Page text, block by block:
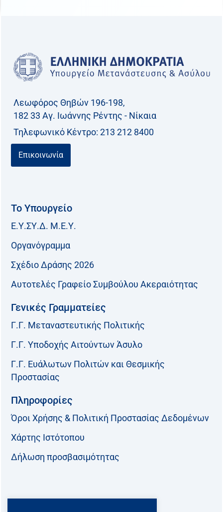
Λεωφόρος Θηβών 196-198,
182 33 Aγ. Ιωάννης Ρέντης - Νίκαια
Τηλεφωνικό Kέντρο: 213 212 8400
Επικοινωνία
Το Υπουργείο
Ε.Υ.ΣΥ.Δ. Μ.Ε.Υ.
Οργανόγραμμα
Σχέδιο Δράσης 2026
Αυτοτελές Γραφείο Συμβούλου Ακεραιότητας
Γενικές Γραμματείες
Γ.Γ. Μεταναστευτικής Πολιτικής
Γ.Γ. Υποδοχής Αιτούντων Άσυλο
Γ.Γ. Ευάλωτων Πολιτών και Θεσμικής
Προστασίας
Πληροφορίες
Όροι Χρήσης & Πολιτική Προστασίας Δεδομένων
Χάρτης Ιστότοπου
Δήλωση προσβασιμότητας